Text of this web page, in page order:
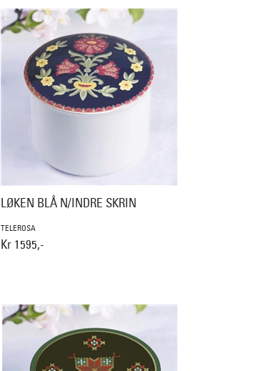
LØKEN BLÅ N/INDRE SKRIN
TELEROSA
Kr 1595,-